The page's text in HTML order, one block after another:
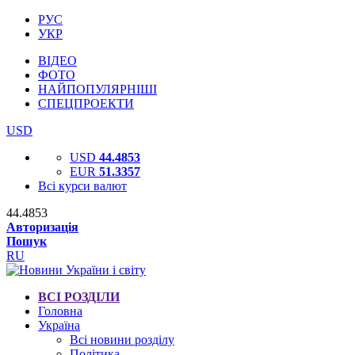
РУС
УКР
ВІДЕО
ФОТО
НАЙПОПУЛЯРНІШІ
СПЕЦПРОЕКТИ
USD
USD 44.4853
EUR 51.3357
Всі курси валют
44.4853
Авторизація
Пошук
RU
ВСІ РОЗДІЛИ
Головна
Україна
Всі новини розділу